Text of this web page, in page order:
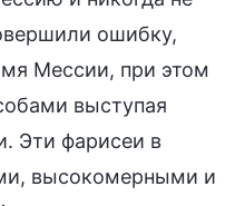
ошибку,
Мессии, при этом
выступая
Эти фарисеи в
высокомерными и